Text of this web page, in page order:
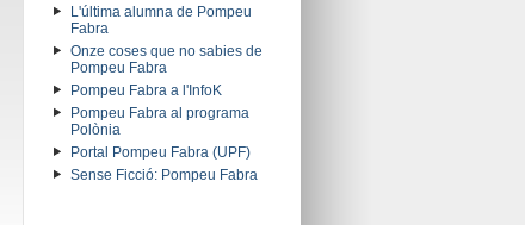
L'última alumna de Pompeu
Fabra
Onze coses que no sabies de
Pompeu Fabra
Pompeu Fabra a l'InfoK
Pompeu Fabra al programa
Polònia
Portal Pompeu Fabra (UPF)
Sense Ficció: Pompeu Fabra